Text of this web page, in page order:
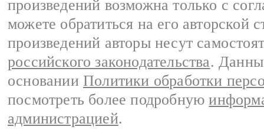
произведений возможна только с
можете обратиться на его авторской
произведений авторы несут
российского законодательства.
основании Политики обработки
посмотреть более подробную
администрацией.